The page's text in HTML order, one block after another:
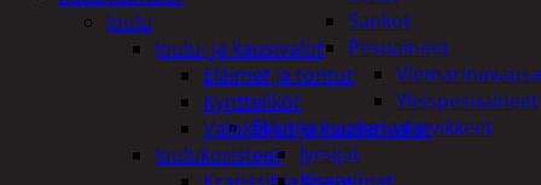
Sankot
Pesuaineet
Yleispesuaineet
Eläintenruoka ja tarvikkeet
Jyrsijät
Joulu
Joulu- ja kausivalot
Eläimet ja tontut
Kyntteliköt
Valoketjut ja kuusenvalot
Joulukoristeet